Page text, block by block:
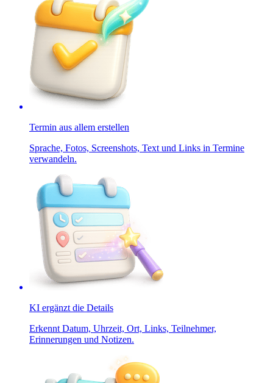
Termin aus allem erstellen
Sprache, Fotos, Screenshots, Text und Links in Termine
verwandeln.
KI ergänzt die Details
Erkennt Datum, Uhrzeit, Ort, Links, Teilnehmer,
Erinnerungen und Notizen.